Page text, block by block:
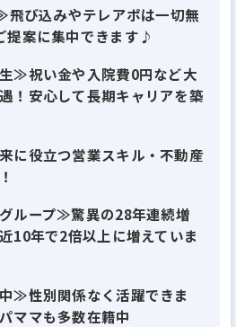
を強みに
実現している
ングカンパニーです！
貸仲介」に特化し、
す◎
手が中心！
く働いています◎
ポイント！／
び込みやテレアポは一切無
提案に集中できます♪
≫祝い金や入院費0円など大
！安心して長期キャリアを築
役立つ営業スキル・不動産
ループ≫驚異の28年連続増
10年で2倍以上に増えていま
≫性別関係なく活躍できま
ママも多数在籍中